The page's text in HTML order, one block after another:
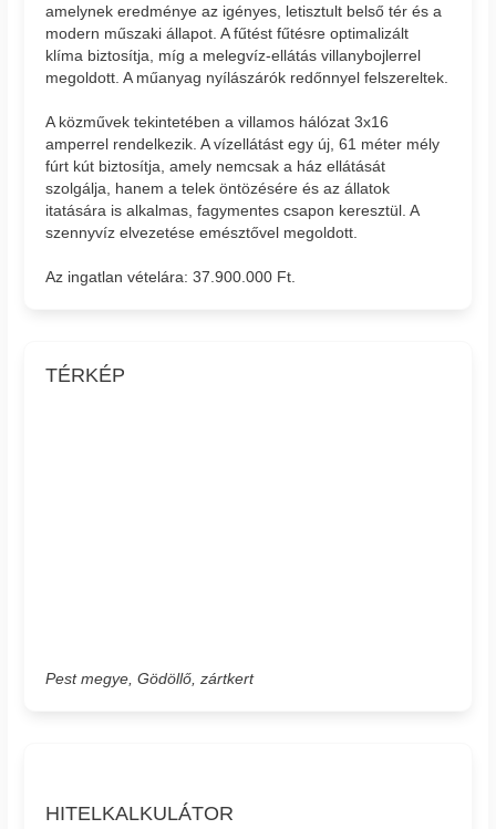
amelynek eredménye az igényes, letisztult belső tér és a
modern műszaki állapot. A fűtést fűtésre optimalizált
klíma biztosítja, míg a melegvíz-ellátás villanybojlerrel
megoldott. A műanyag nyílászárók redőnnyel felszereltek.
A közművek tekintetében a villamos hálózat 3x16
amperrel rendelkezik. A vízellátást egy új, 61 méter mély
fúrt kút biztosítja, amely nemcsak a ház ellátását
szolgálja, hanem a telek öntözésére és az állatok
itatására is alkalmas, fagymentes csapon keresztül. A
szennyvíz elvezetése emésztővel megoldott.
Az ingatlan vételára: 37.900.000 Ft.
TÉRKÉP
Pest megye, Gödöllő, zártkert
HITELKALKULÁTOR